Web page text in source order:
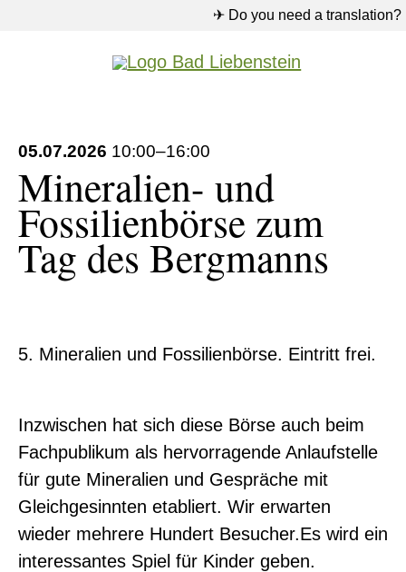
✈ Do you need a translation?
05.07.2026 10:00–16:00
Mineralien- und
Fossilienbörse zum
Tag des Bergmanns
5. Mineralien und Fossilienbörse. Eintritt frei.
Inzwischen hat sich diese Börse auch beim
Fachpublikum als hervorragende Anlaufstelle
für gute Mineralien und Gespräche mit
Gleichgesinnten etabliert. Wir erwarten
wieder mehrere Hundert Besucher.Es wird ein
interessantes Spiel für Kinder geben.